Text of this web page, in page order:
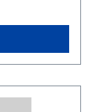
für
und
VRC